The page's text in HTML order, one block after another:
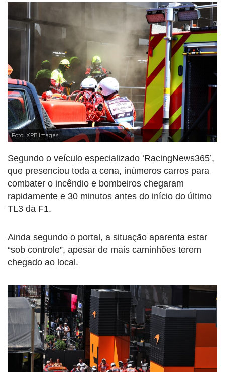
Foto: XPB Images
Segundo o veículo especializado ‘RacingNews365’,
que presenciou toda a cena, inúmeros carros para
combater o incêndio e bombeiros chegaram
rapidamente e 30 minutos antes do início do último
TL3 da F1.
Ainda segundo o portal, a situação aparenta estar
“sob controle”, apesar de mais caminhões terem
chegado ao local.